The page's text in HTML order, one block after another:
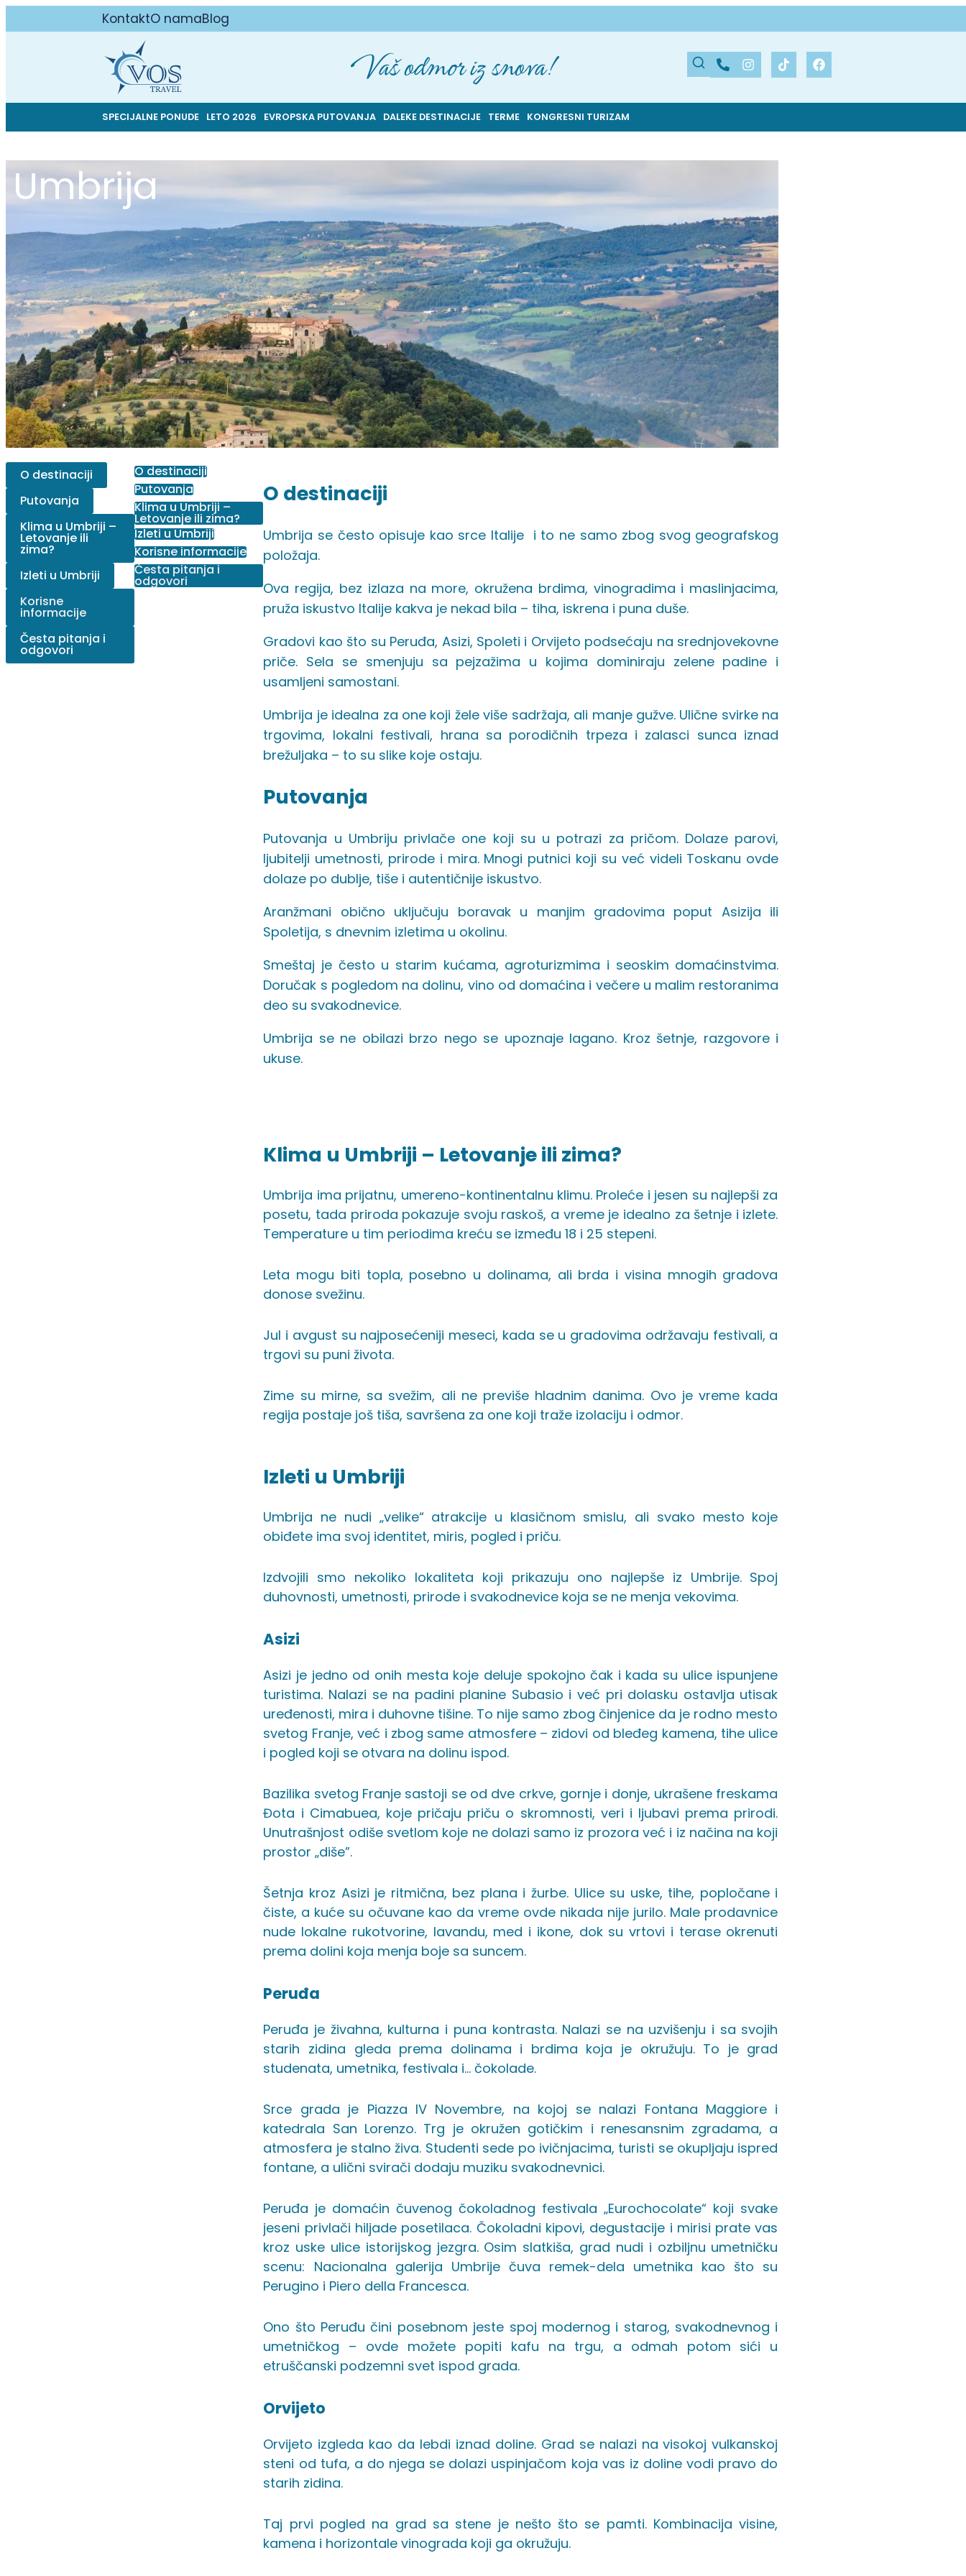
KontaktO namaBlog
Vaš odmor iz snova!
SPECIJALNE PONUDE LETO 2026 EVROPSKA PUTOVANJA DALEKE DESTINACIJE TERME KONGRESNI TURIZAM
Umbrija
O destinaciji
Putovanja
Klima u Umbriji –
Letovanje ili
zima?
Izleti u Umbriji
Korisne
informacije
Česta pitanja i
odgovori
O destinaciji
Putovanja
Klima u Umbriji –
Letovanje ili zima?
Izleti u Umbriji
Korisne informacije
Česta pitanja i
odgovori
O destinaciji
Umbrija se često opisuje kao srce Italije i to ne samo zbog svog geografskog
položaja.
Ova regija, bez izlaza na more, okružena brdima, vinogradima i maslinjacima,
pruža iskustvo Italije kakva je nekad bila – tiha, iskrena i puna duše.
Gradovi kao što su Peruđa, Asizi, Spoleti i Orvijeto podsećaju na srednjovekovne
priče. Sela se smenjuju sa pejzažima u kojima dominiraju zelene padine i
usamljeni samostani.
Umbrija je idealna za one koji žele više sadržaja, ali manje gužve. Ulične svirke na
trgovima, lokalni festivali, hrana sa porodičnih trpeza i zalasci sunca iznad
brežuljaka – to su slike koje ostaju.
Putovanja
Putovanja u Umbriju privlače one koji su u potrazi za pričom. Dolaze parovi,
ljubitelji umetnosti, prirode i mira. Mnogi putnici koji su već videli Toskanu ovde
dolaze po dublje, tiše i autentičnije iskustvo.
Aranžmani obično uključuju boravak u manjim gradovima poput Asizija ili
Spoletija, s dnevnim izletima u okolinu.
Smeštaj je često u starim kućama, agroturizmima i seoskim domaćinstvima.
Doručak s pogledom na dolinu, vino od domaćina i večere u malim restoranima
deo su svakodnevice.
Umbrija se ne obilazi brzo nego se upoznaje lagano. Kroz šetnje, razgovore i
ukuse.
Klima u Umbriji – Letovanje ili zima?
Umbrija ima prijatnu, umereno-kontinentalnu klimu. Proleće i jesen su najlepši za
posetu, tada priroda pokazuje svoju raskoš, a vreme je idealno za šetnje i izlete.
Temperature u tim periodima kreću se između 18 i 25 stepeni.
Leta mogu biti topla, posebno u dolinama, ali brda i visina mnogih gradova
donose svežinu.
Jul i avgust su najposećeniji meseci, kada se u gradovima održavaju festivali, a
trgovi su puni života.
Zime su mirne, sa svežim, ali ne previše hladnim danima. Ovo je vreme kada
regija postaje još tiša, savršena za one koji traže izolaciju i odmor.
Izleti u Umbriji
Umbrija ne nudi „velike“ atrakcije u klasičnom smislu, ali svako mesto koje
obiđete ima svoj identitet, miris, pogled i priču.
Izdvojili smo nekoliko lokaliteta koji prikazuju ono najlepše iz Umbrije. Spoj
duhovnosti, umetnosti, prirode i svakodnevice koja se ne menja vekovima.
Asizi
Asizi je jedno od onih mesta koje deluje spokojno čak i kada su ulice ispunjene
turistima. Nalazi se na padini planine Subasio i već pri dolasku ostavlja utisak
uređenosti, mira i duhovne tišine. To nije samo zbog činjenice da je rodno mesto
svetog Franje, već i zbog same atmosfere – zidovi od bleđeg kamena, tihe ulice
i pogled koji se otvara na dolinu ispod.
Bazilika svetog Franje sastoji se od dve crkve, gornje i donje, ukrašene freskama
Đota i Cimabuea, koje pričaju priču o skromnosti, veri i ljubavi prema prirodi.
Unutrašnjost odiše svetlom koje ne dolazi samo iz prozora već i iz načina na koji
prostor „diše”.
Šetnja kroz Asizi je ritmična, bez plana i žurbe. Ulice su uske, tihe, popločane i
čiste, a kuće su očuvane kao da vreme ovde nikada nije jurilo. Male prodavnice
nude lokalne rukotvorine, lavandu, med i ikone, dok su vrtovi i terase okrenuti
prema dolini koja menja boje sa suncem.
Peruđa
Peruđa je živahna, kulturna i puna kontrasta. Nalazi se na uzvišenju i sa svojih
starih zidina gleda prema dolinama i brdima koja je okružuju. To je grad
studenata, umetnika, festivala i… čokolade.
Srce grada je Piazza IV Novembre, na kojoj se nalazi Fontana Maggiore i
katedrala San Lorenzo. Trg je okružen gotičkim i renesansnim zgradama, a
atmosfera je stalno živa. Studenti sede po ivičnjacima, turisti se okupljaju ispred
fontane, a ulični svirači dodaju muziku svakodnevnici.
Peruđa je domaćin čuvenog čokoladnog festivala „Eurochocolate“ koji svake
jeseni privlači hiljade posetilaca. Čokoladni kipovi, degustacije i mirisi prate vas
kroz uske ulice istorijskog jezgra. Osim slatkiša, grad nudi i ozbiljnu umetničku
scenu: Nacionalna galerija Umbrije čuva remek-dela umetnika kao što su
Perugino i Piero della Francesca.
Ono što Peruđu čini posebnom jeste spoj modernog i starog, svakodnevnog i
umetničkog – ovde možete popiti kafu na trgu, a odmah potom sići u
etruščanski podzemni svet ispod grada.
Orvijeto
Orvijeto izgleda kao da lebdi iznad doline. Grad se nalazi na visokoj vulkanskoj
steni od tufa, a do njega se dolazi uspinjačom koja vas iz doline vodi pravo do
starih zidina.
Taj prvi pogled na grad sa stene je nešto što se pamti. Kombinacija visine,
kamena i horizontale vinograda koji ga okružuju.